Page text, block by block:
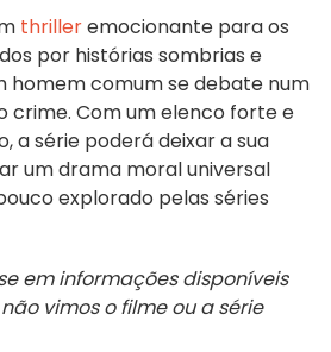
thrilleremocionante para os
por histórias sombrias e
homem comum se debate num
crime. Com um elenco forte e
a série poderá deixar a sua
um drama moral universal
explorado pelas séries
em informações disponíveis
vimos o filme ou a série